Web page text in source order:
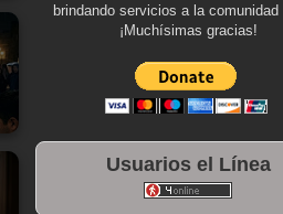
brindando servicios a la comunidad
¡Muchísimas gracias!
Usuarios el Línea